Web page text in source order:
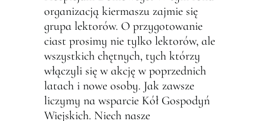
organizacją kiermaszu zajmie się
grupa lektorów. O przygotowanie
ciast prosimy nie tylko lektorów, ale
wszystkich chętnych, tych którzy
włączyli się w akcję w poprzednich
latach i nowe osoby. Jak zawsze
liczymy na wsparcie Kół Gospodyń
Wiejskich. Niech nasze